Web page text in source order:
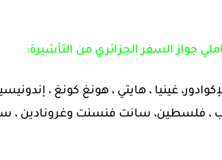
جواز السفر الجزائري من التأشيرة:
غينيا ، هايتي ، هونغ كونغ ،
، فلسطين، سانت فنسنت وغرونادين ،